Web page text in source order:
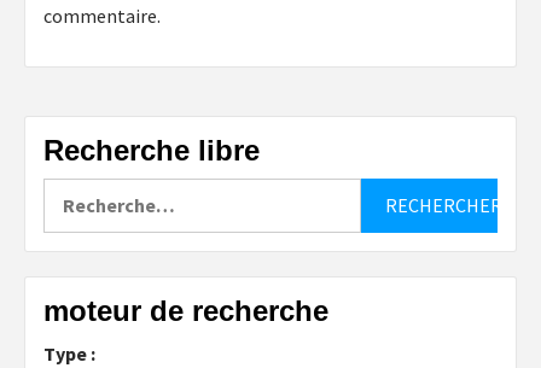
commentaire.
Recherche libre
moteur de recherche
Type :